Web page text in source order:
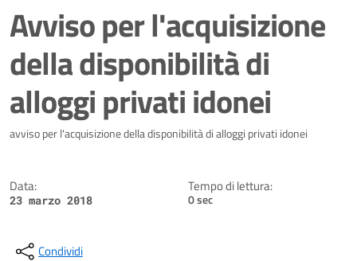
Avviso per l'acquisizione
della disponibilità di
alloggi privati idonei
Dettagli della notizia
avviso per l'acquisizione della disponibilità di alloggi privati idonei
Data:
23 marzo 2018
Tempo di lettura:
0 sec
Condividi